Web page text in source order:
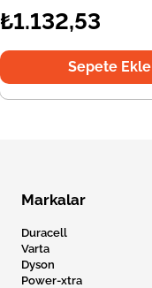
₺1.132,53
Sepete Ekle
Markalar
Duracell
Varta
Dyson
Power-xtra